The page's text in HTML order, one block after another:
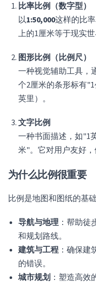
比率比例（数字型）
以1:50,000这样的比
上的1厘米等于现实世
图形比例（比例尺）
一种视觉辅助工具，
个2厘米的条形标有
英里）。
文字比例
一种书面描述，如"1
米"。它对用户友好，
为什么比例很重要
比例是地图和图纸的基
导航与地理：帮助徒
和规划路线。
建筑与工程：确保建
的错误。
城市规划 ：塑造高效